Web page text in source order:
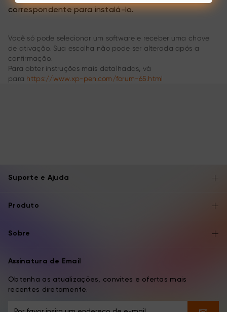
correspondente para instalá-lo.
Você só pode selecionar um software e receber uma chave
de ativação. Sua escolha não pode ser alterada após a
confirmação.
Para obter instruções mais detalhadas, vá
para https://www.xp-pen.com/forum-65.html
Suporte e Ajuda
Produto
Sobre
Assinatura de Email
Obtenha as atualizações, convites e ofertas mais
recentes diretamente.